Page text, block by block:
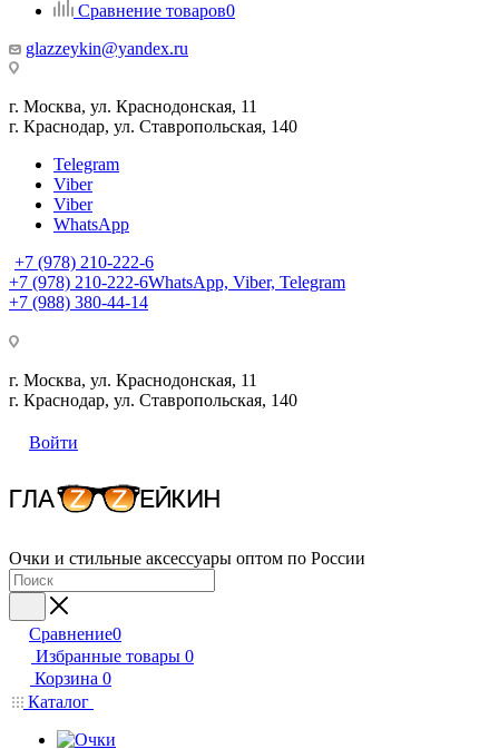
Сравнение товаров0
glazzeykin@yandex.ru
г. Москва, ул. Краснодонская, 11
г. Краснодар, ул. Ставропольская, 140
Telegram
Viber
Viber
WhatsApp
+7 (978) 210-222-6
+7 (978) 210-222-6WhatsApp, Viber, Telegram
+7 (988) 380-44-14
г. Москва, ул. Краснодонская, 11
г. Краснодар, ул. Ставропольская, 140
Войти
Очки и стильные аксессуары оптом по России
Сравнение0
Избранные товары 0
Корзина 0
Каталог